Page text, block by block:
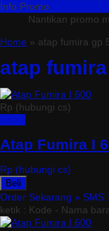
Info Promo
Nantikan promo
Home » atap fumira gp
atap
Rp (hubungi cs)
Atap Fumira I
Rp (hubungi cs)
Beli
Order Sekarang » SMS
ketik : Kode - Nama